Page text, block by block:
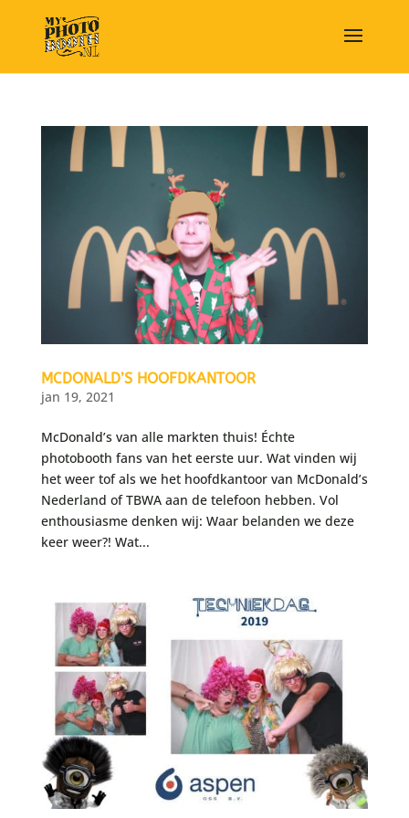
MCDONALD’S HOOFDKANTOOR
jan 19, 2021
McDonald’s van alle markten thuis! Échte
photobooth fans van het eerste uur. Wat vinden wij
het weer tof als we het hoofdkantoor van McDonald’s
Nederland of TBWA aan de telefoon hebben. Vol
enthousiasme denken wij: Waar belanden we deze
keer weer?! Wat...